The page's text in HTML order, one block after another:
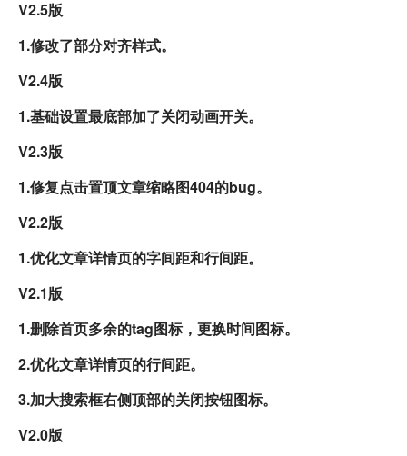
V2.5版
1.修改了部分对齐样式。
V2.4版
1.基础设置最底部加了关闭动画开关。
V2.3版
1.修复点击置顶文章缩略图404的bug。
V2.2版
1.优化文章详情页的字间距和行间距。
V2.1版
1.删除首页多余的tag图标，更换时间图标。
2.优化文章详情页的行间距。
3.加大搜索框右侧顶部的关闭按钮图标。
V2.0版